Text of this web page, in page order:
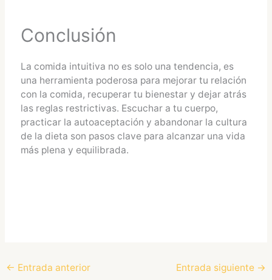
Conclusión
La comida intuitiva no es solo una tendencia, es
una herramienta poderosa para mejorar tu relación
con la comida, recuperar tu bienestar y dejar atrás
las reglas restrictivas. Escuchar a tu cuerpo,
practicar la autoaceptación y abandonar la cultura
de la dieta son pasos clave para alcanzar una vida
más plena y equilibrada.
← Entrada anterior Entrada siguiente →